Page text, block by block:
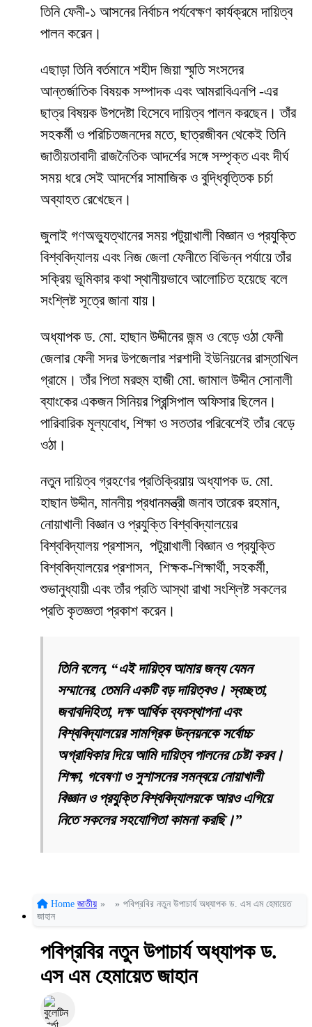
তিনি ফেনী-১ আসনের নির্বাচন পর্যবেক্ষণ কার্যক্রমে দায়িত্ব
পালন করেন।
এছাড়া তিনি বর্তমানে শহীদ জিয়া স্মৃতি সংসদের
আন্তর্জাতিক বিষয়ক সম্পাদক এবং আমরাবিএনপি -এর
ছাত্র বিষয়ক উপদেষ্টা হিসেবে দায়িত্ব পালন করছেন। তাঁর
সহকর্মী ও পরিচিতজনদের মতে, ছাত্রজীবন থেকেই তিনি
জাতীয়তাবাদী রাজনৈতিক আদর্শের সঙ্গে সম্পৃক্ত এবং দীর্ঘ
সময় ধরে সেই আদর্শের সামাজিক ও বুদ্ধিবৃত্তিক চর্চা
অব্যাহত রেখেছেন।
জুলাই গণঅভ্যুত্থানের সময় পটুয়াখালী বিজ্ঞান ও প্রযুক্তি
বিশ্ববিদ্যালয় এবং নিজ জেলা ফেনীতে বিভিন্ন পর্যায়ে তাঁর
সক্রিয় ভূমিকার কথা স্থানীয়ভাবে আলোচিত হয়েছে বলে
সংশ্লিষ্ট সূত্রে জানা যায়।
অধ্যাপক ড. মো. হাছান উদ্দীনের জন্ম ও বেড়ে ওঠা ফেনী
জেলার ফেনী সদর উপজেলার শরশাদী ইউনিয়নের রাস্তাখিল
গ্রামে। তাঁর পিতা মরহুম হাজী মো. জামাল উদ্দীন সোনালী
ব্যাংকের একজন সিনিয়র প্রিন্সিপাল অফিসার ছিলেন।
পারিবারিক মূল্যবোধ, শিক্ষা ও সততার পরিবেশেই তাঁর বেড়ে
ওঠা।
নতুন দায়িত্ব গ্রহণের প্রতিক্রিয়ায় অধ্যাপক ড. মো.
হাছান উদ্দীন, মাননীয় প্রধানমন্ত্রী জনাব তারেক রহমান,
নোয়াখালী বিজ্ঞান ও প্রযুক্তি বিশ্ববিদ্যালয়ের
বিশ্ববিদ্যালয় প্রশাসন, পটুয়াখালী বিজ্ঞান ও প্রযুক্তি
বিশ্ববিদ্যালয়ের প্রশাসন, শিক্ষক-শিক্ষার্থী, সহকর্মী,
শুভানুধ্যায়ী এবং তাঁর প্রতি আস্থা রাখা সংশ্লিষ্ট সকলের
প্রতি কৃতজ্ঞতা প্রকাশ করেন।
তিনি বলেন, “এই দায়িত্ব আমার জন্য যেমন
সম্মানের, তেমনি একটি বড় দায়িত্বও। স্বচ্ছতা,
জবাবদিহিতা, দক্ষ আর্থিক ব্যবস্থাপনা এবং
বিশ্ববিদ্যালয়ের সামগ্রিক উন্নয়নকে সর্বোচ্চ
অগ্রাধিকার দিয়ে আমি দায়িত্ব পালনের চেষ্টা করব।
শিক্ষা, গবেষণা ও সুশাসনের সমন্বয়ে নোয়াখালী
বিজ্ঞান ও প্রযুক্তি বিশ্ববিদ্যালয়কে আরও এগিয়ে
নিতে সকলের সহযোগিতা কামনা করছি।”
Home জাতীয় » » পবিপ্রবির নতুন উপাচার্য অধ্যাপক ড. এস এম হেমায়েত
জাহান
পবিপ্রবির নতুন উপাচার্য অধ্যাপক ড.
এস এম হেমায়েত জাহান